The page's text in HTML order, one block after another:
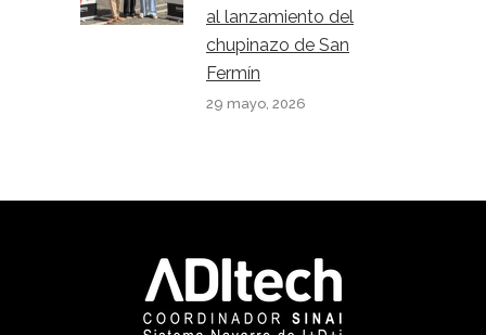
al lanzamiento del
chupinazo de San
Fermín
29 mayo, 2026